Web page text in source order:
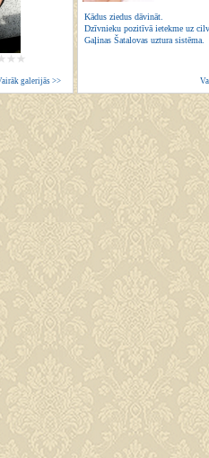
galerijās >>
Kādus ziedus dāvināt.
Dzīvnieku pozitīvā ietekme uz
Gaļinas Šatalovas uztura sistēma.